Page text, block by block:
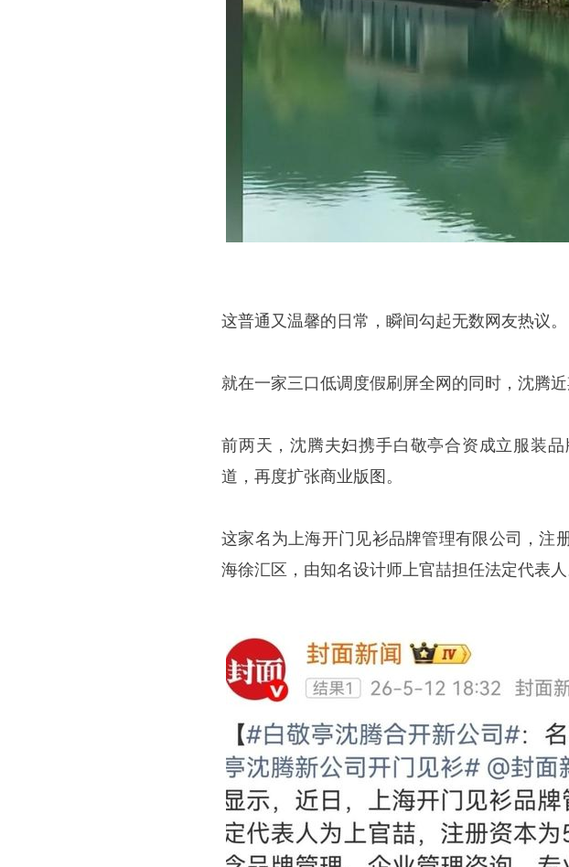
这普通又温馨的日常，瞬间勾起无数网友热议。
就在一家三口低调度假刷屏全网的同时，沈腾
前两天，沈腾夫妇携手白敬亭合资成立服装
道，再度扩张商业版图。
这家名为上海开门见衫品牌管理有限公司，注
海徐汇区，由知名设计师上官喆担任法定代表人